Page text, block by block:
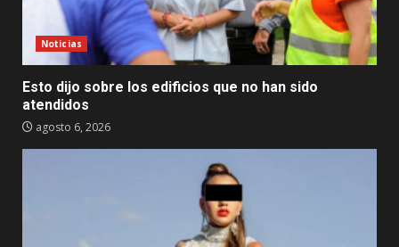
Noticias
Esto dijo sobre los edificios que no han sido
atendidos
agosto 6, 2026